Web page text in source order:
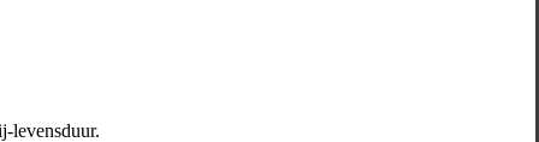
levensduur.